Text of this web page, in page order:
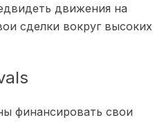
движения на
сделки вокруг высоких
финансировать свои